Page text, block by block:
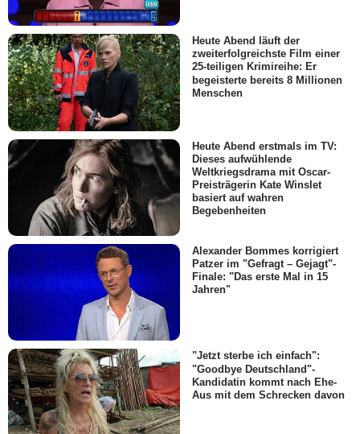
Heute Abend läuft der
zweiterfolgreichste Film einer
25-teiligen Krimireihe: Er
begeisterte bereits 8 Millionen
Menschen
Heute Abend erstmals im TV:
Dieses aufwühlende
Weltkriegsdrama mit Oscar-
Preisträgerin Kate Winslet
basiert auf wahren
Begebenheiten
Alexander Bommes korrigiert
Patzer im "Gefragt – Gejagt"-
Finale: "Das erste Mal in 15
Jahren"
"Jetzt sterbe ich einfach":
"Goodbye Deutschland"-
Kandidatin kommt nach Ehe-
Aus mit dem Schrecken davon